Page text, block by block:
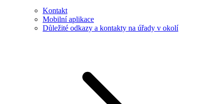
Kontakt
Mobilní aplikace
Důležité odkazy a kontakty na úřady v okolí